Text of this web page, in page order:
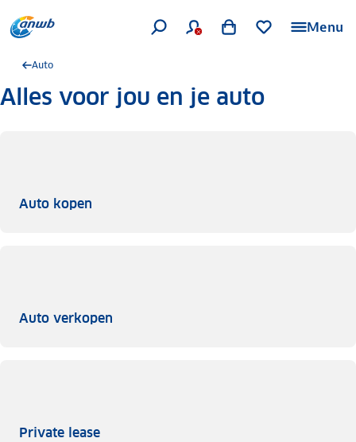
Menu
Auto
Alles voor jou en je auto
Auto kopen
Auto verkopen
Private leasePrivate lease